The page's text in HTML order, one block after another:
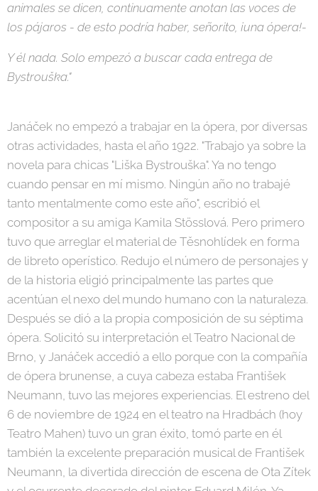
animales se dicen, continuamente anotan las voces de
los pájaros - de esto podría haber, señorito, ¡una ópera!-
Y él nada. Solo empezó a buscar cada entrega de
Bystrouška."
Janáček no empezó a trabajar en la ópera, por diversas
otras actividades, hasta el año 1922. "Trabajo ya sobre la
novela para chicas "Liška Bystrouška". Ya no tengo
cuando pensar en mí mismo. Ningún año no trabajé
tanto mentalmente como este año", escribió el
compositor a su amiga Kamila Stösslová. Pero primero
tuvo que arreglar el material de Těsnohlídek en forma
de libreto operístico. Redujo el número de personajes y
de la historia eligió principalmente las partes que
acentúan el nexo del mundo humano con la naturaleza.
Después se dió a la propia composición de su séptima
ópera. Solicitó su interpretación el Teatro Nacional de
Brno, y Janáček accedió a ello porque con la compañía
de ópera brunense, a cuya cabeza estaba František
Neumann, tuvo las mejores experiencias. El estreno del
6 de noviembre de 1924 en el teatro na Hradbách (hoy
Teatro Mahen) tuvo un gran éxito, tomó parte en él
también la excelente preparación musical de František
Neumann, la divertida dirección de escena de Ota Zítek